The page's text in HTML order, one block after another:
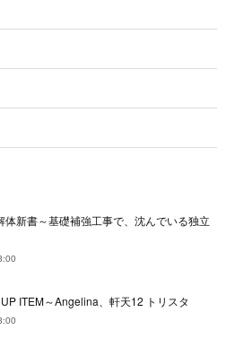
体新書～基礎補強工事で、沈んでいる独立
ITEM～Angelina、軒天12 トリスタ